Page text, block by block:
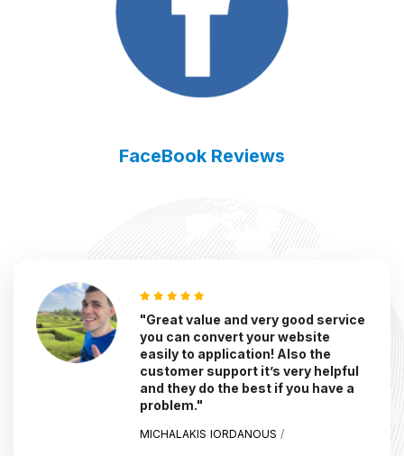
FaceBook Reviews
"Great value and very good service
you can convert your website
easily to application! Also the
customer support it’s very helpful
and they do the best if you have a
problem."
MICHALAKIS IORDANOUS /